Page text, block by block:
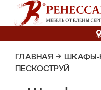
ГЛАВНАЯ → ШКАФЫ-
ПЕСКОСТРУЙ